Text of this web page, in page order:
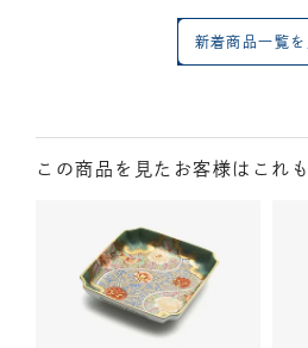
新着商品一覧を
この商品を見たお客様はこれ